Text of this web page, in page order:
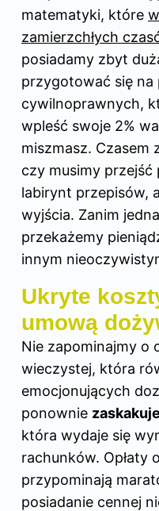
matematyki, które
zamierzchłych
posiadamy zbyt
przygotować się
cywilnoprawnych,
wpleść swoje 2%
miszmasz. Czasem
czy musimy
labirynt przepisów,
wyjścia. Zanim
przekażemy
innym
Ukryte
umową
Nie zapominajmy o
wieczystej, która
emocjonujących
ponownie
która wydaje się
rachunków. Opłaty
przypominają
posiadanie cennej